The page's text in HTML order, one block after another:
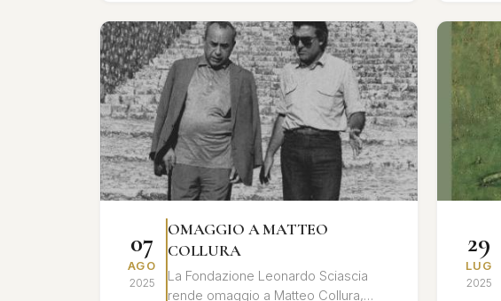
legame umano ...
07
AGO
2025
OMAGGIO A MATTEO
COLLURA
La Fondazione Leonardo Sciascia
rende omaggio a Matteo Collura,
29
LUG
2025